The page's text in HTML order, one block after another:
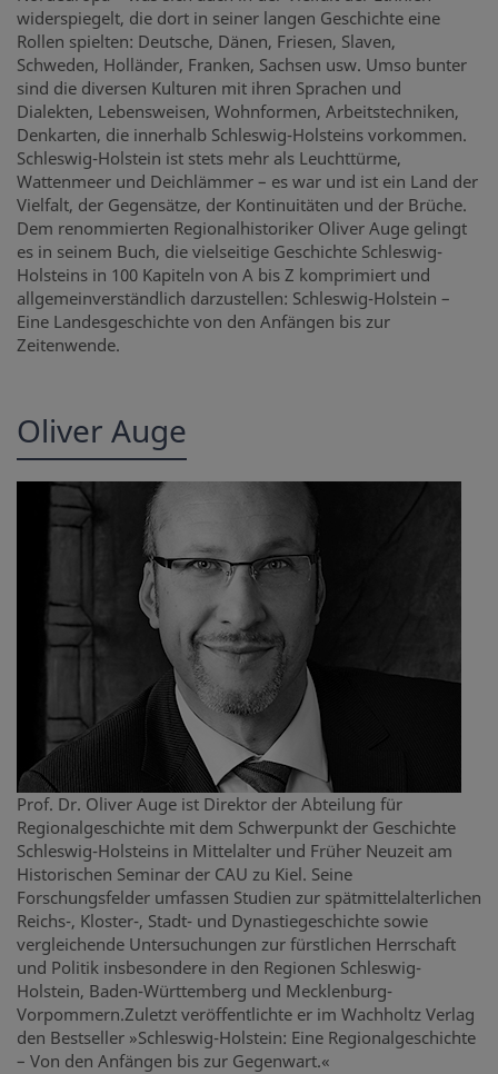
widerspiegelt, die dort in seiner langen Geschichte eine
Rollen spielten: Deutsche, Dänen, Friesen, Slaven,
Schweden, Holländer, Franken, Sachsen usw. Umso bunter
sind die diversen Kulturen mit ihren Sprachen und
Dialekten, Lebensweisen, Wohnformen, Arbeitstechniken,
Denkarten, die innerhalb Schleswig-Holsteins vorkommen.
Schleswig-Holstein ist stets mehr als Leuchttürme,
Wattenmeer und Deichlämmer – es war und ist ein Land der
Vielfalt, der Gegensätze, der Kontinuitäten und der Brüche.
Dem renommierten Regionalhistoriker Oliver Auge gelingt
es in seinem Buch, die vielseitige Geschichte Schleswig-
Holsteins in 100 Kapiteln von A bis Z komprimiert und
allgemeinverständlich darzustellen: Schleswig-Holstein –
Eine Landesgeschichte von den Anfängen bis zur
Zeitenwende.
Oliver Auge
Prof. Dr. Oliver Auge ist Direktor der Abteilung für
Regionalgeschichte mit dem Schwerpunkt der Geschichte
Schleswig-Holsteins in Mittelalter und Früher Neuzeit am
Historischen Seminar der CAU zu Kiel. Seine
Forschungsfelder umfassen Studien zur spätmittelalterlichen
Reichs-, Kloster-, Stadt- und Dynastiegeschichte sowie
vergleichende Untersuchungen zur fürstlichen Herrschaft
und Politik insbesondere in den Regionen Schleswig-
Holstein, Baden-Württemberg und Mecklenburg-
Vorpommern.Zuletzt veröffentlichte er im Wachholtz Verlag
den Bestseller »Schleswig-Holstein: Eine Regionalgeschichte
– Von den Anfängen bis zur Gegenwart.«